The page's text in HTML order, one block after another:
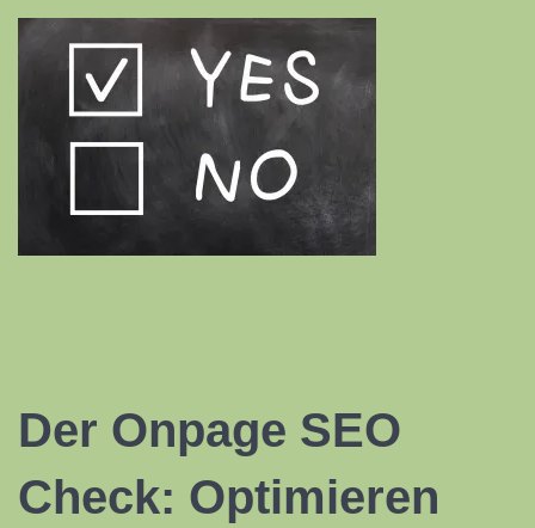
Der Onpage SEO
Check: Optimieren